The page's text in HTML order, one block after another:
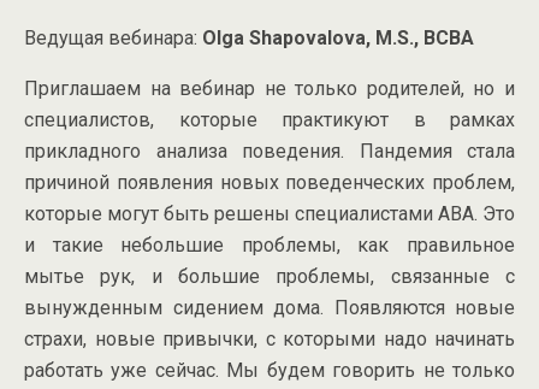
Ведущая вебинара: Olga Shapovalova, M.S., BCBA
Приглашаем на вебинар не только родителей, но и
специалистов, которые практикуют в рамках
прикладного анализа поведения. Пандемия стала
причиной появления новых поведенческих проблем,
которые могут быть решены специалистами АВА. Это
и такие небольшие проблемы, как правильное
мытье рук, и большие проблемы, связанные с
вынужденным сидением дома. Появляются новые
страхи, новые привычки, с которыми надо начинать
работать уже сейчас. Мы будем говорить не только